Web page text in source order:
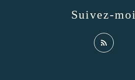
Suivez-moi